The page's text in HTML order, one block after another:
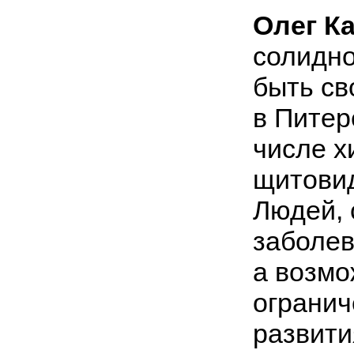
Олег
быть
в
числе
Людей,
а